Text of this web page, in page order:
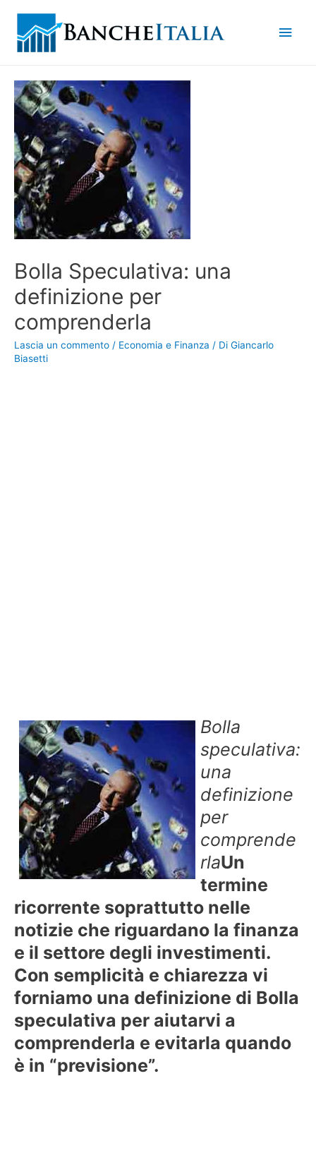
Bolla Speculativa: una
definizione per
comprenderla
Lascia un commento / Economia e Finanza / Di Giancarlo
Biasetti
Bolla
speculativa:
una
definizione
per
comprende
rlaUn
termine
ricorrente soprattutto nelle
notizie che riguardano la finanza
e il settore degli investimenti.
Con semplicità e chiarezza vi
forniamo una definizione di Bolla
speculativa per aiutarvi a
comprenderla e evitarla quando
è in “previsione”.